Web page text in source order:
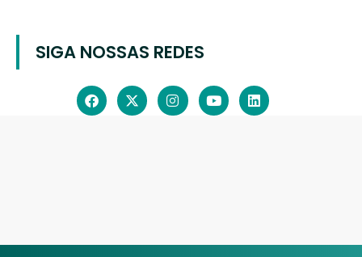
SIGA NOSSAS REDES